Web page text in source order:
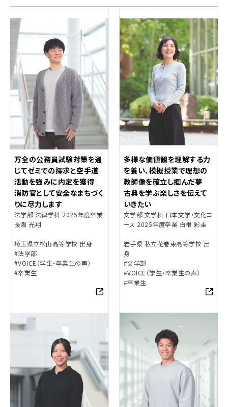
万全の公務員試験対策を通
じてゼミでの探求と空手道
活動を強みに内定を獲得
消防官として安全なまちづく
りに尽力します
法学部 法律学科 2025年度卒業
長瀬 光翔
埼玉県立松山高等学校 出身
#法学部
#VOICE（学生・卒業生の声）
#卒業生
多様な価値観を理解する力
を養い、模擬授業で理想の
教師像を確立し掴んだ夢
古典を学ぶ楽しさを伝えて
いきたい
文学部 文学科 日本文学・文化コ
ース 2025年度卒業 白根 彩圭
岩手県 私立花巻東高等学校 出
身
#文学部
#VOICE（学生・卒業生の声）
#卒業生